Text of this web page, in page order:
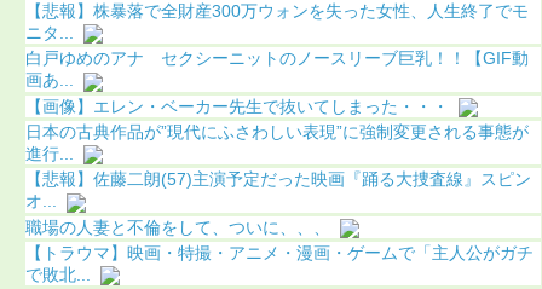
【悲報】株暴落で全財産300万ウォンを失った女性、人生終了でモ
ニタ...
白戸ゆめのアナ セクシーニットのノースリーブ巨乳！！【GIF動
画あ...
【画像】エレン・ベーカー先生で抜いてしまった・・・
日本の古典作品が”現代にふさわしい表現”に強制変更される事態が
進行...
【悲報】佐藤二朗(57)主演予定だった映画『踊る大捜査線』スピン
オ...
職場の人妻と不倫をして、ついに、、、
【トラウマ】映画・特撮・アニメ・漫画・ゲームで「主人公がガチ
で敗北...